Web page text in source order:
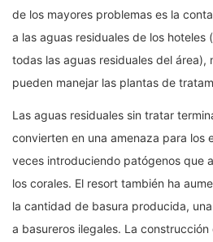
de los mayores problemas es la
a las aguas residuales de los hoteles
todas las aguas residuales del área),
pueden manejar las plantas de
Las aguas residuales sin tratar
convierten en una amenaza para los
veces introduciendo patógenos que
los corales. El resort también ha
la cantidad de basura producida,
a basureros ilegales. La